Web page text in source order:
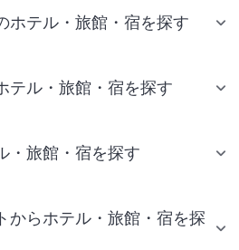
ホテル・旅館・宿を探す
テル・旅館・宿を探す
・旅館・宿を探す
からホテル・旅館・宿を探